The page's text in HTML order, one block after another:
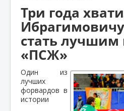
Три года
стать лучшим
«ПСЖ»
Один из
лучших
форвардов в
истории